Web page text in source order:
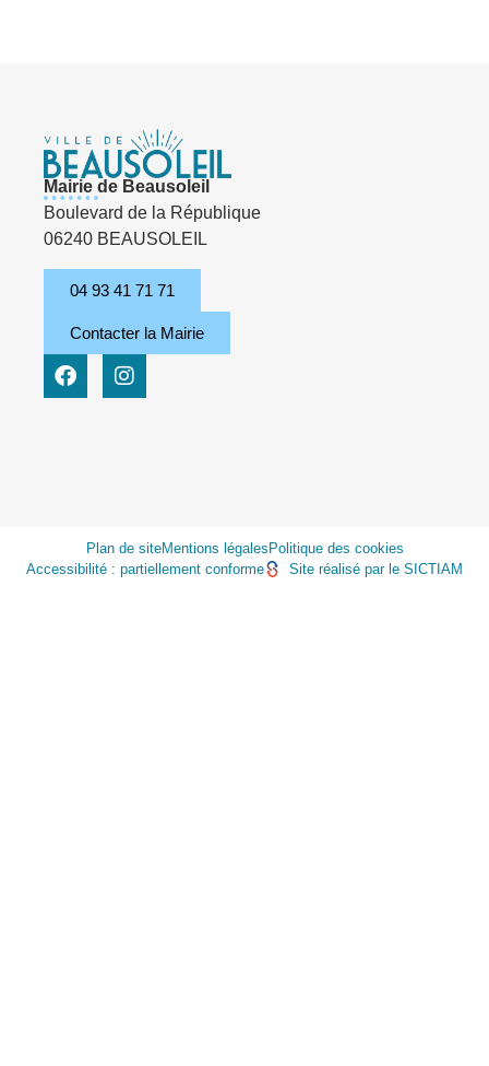
Mairie de Beausoleil
Boulevard de la République
06240 BEAUSOLEIL
04 93 41 71 71
Contacter la Mairie
Plan de siteMentions légales Politique des cookies
Accessibilité : partiellement conforme
Site réalisé par le SICTIAM